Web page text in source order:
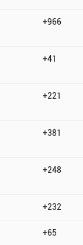
+966
+41
+221
+381
+248
+232
+65